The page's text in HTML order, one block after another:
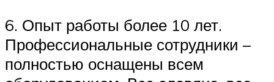
6. Опыт работы более 10 лет.
Профессиональные сотрудники –
полностью оснащены всем